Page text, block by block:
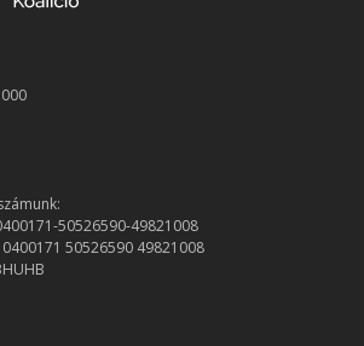
50526590-49821008
50526590 49821008